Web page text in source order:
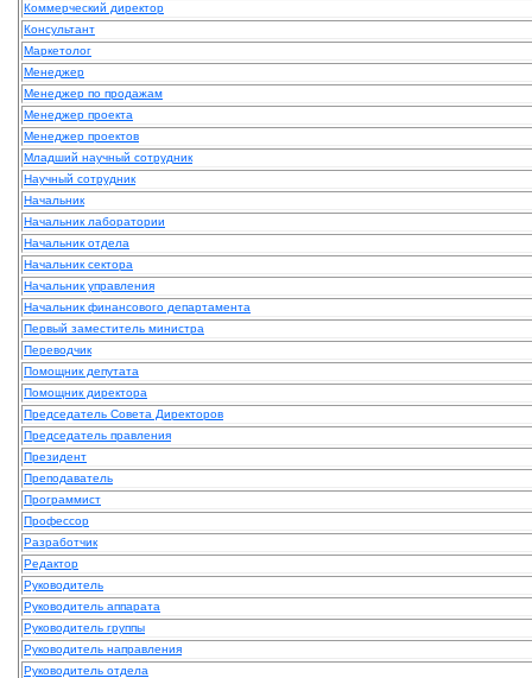
Коммерческий директор
Консультант
Маркетолог
Менеджер
Менеджер по продажам
Менеджер проекта
Менеджер проектов
Младший научный сотрудник
Научный сотрудник
Начальник
Начальник лаборатории
Начальник отдела
Начальник сектора
Начальник управления
Начальник финансового департамента
Первый заместитель министра
Переводчик
Помощник депутата
Помощник директора
Председатель Совета Директоров
Председатель правления
Президент
Преподаватель
Программист
Профессор
Разработчик
Редактор
Руководитель
Руководитель аппарата
Руководитель группы
Руководитель направления
Руководитель отдела